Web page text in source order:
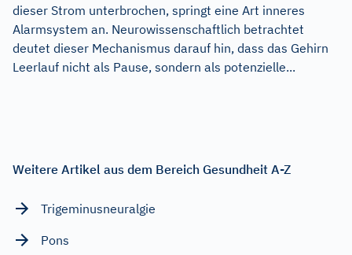
dieser Strom unterbrochen, springt eine Art inneres
Alarmsystem an. Neurowissenschaftlich betrachtet
deutet dieser Mechanismus darauf hin, dass das Gehirn
Leerlauf nicht als Pause, sondern als potenzielle...
Weitere Artikel aus dem Bereich Gesundheit A-Z
Trigeminusneuralgie
Pons